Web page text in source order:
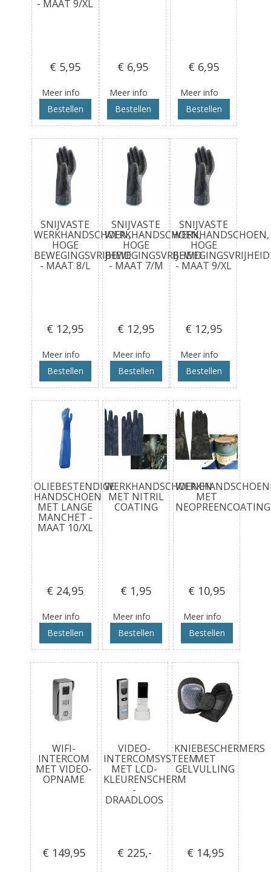
- MAAT 9/XL
€ 5,95
Meer info
Bestellen
€ 6,95
Meer info
Bestellen
€ 6,95
Meer info
Bestellen
SNIJVASTE
WERKHANDSCHOEN,
HOGE
BEWEGINGSVRIJHEID
- MAAT 8/L
€ 12,95
Meer info
Bestellen
SNIJVASTE
WERKHANDSCHOEN,
HOGE
BEWEGINGSVRIJHEID
- MAAT 7/M
€ 12,95
Meer info
Bestellen
SNIJVASTE
WERKHANDSCHOEN,
HOGE
BEWEGINGSVRIJHEID
- MAAT 9/XL
€ 12,95
Meer info
Bestellen
OLIEBESTENDIGE
HANDSCHOEN
MET LANGE
MANCHET -
MAAT 10/XL
€ 24,95
Meer info
Bestellen
WERKHANDSCHOENEN
MET NITRIL
COATING
€ 1,95
Meer info
Bestellen
MET
NEOPREENCOATING
€ 10,95
Meer info
Bestellen
WIFI-
INTERCOM
MET VIDEO-
OPNAME
€ 149,95
VIDEO-
INTERCOMSYSTEEM
MET LCD-
KLEURENSCHERM
-
DRAADLOOS
€ 225,-
KNIEBESCHERMERS
MET
GELVULLING
€ 14,95